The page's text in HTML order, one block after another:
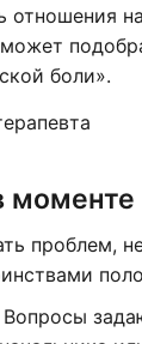
отношения
боли».
моменте
проблем,